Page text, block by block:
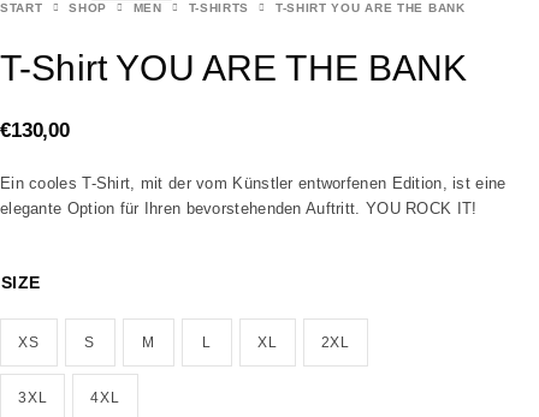
START SHOP MEN T-SHIRTS T-SHIRT YOU ARE THE BANK
T-Shirt YOU ARE THE BANK
€130,00
Ein cooles T-Shirt, mit der vom Künstler entworfenen Edition, ist eine
elegante Option für Ihren bevorstehenden Auftritt. YOU ROCK IT!
SIZE
XS S M L XL 2XL
3XL 4XL